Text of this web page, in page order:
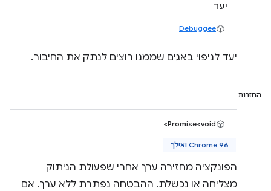
יעד
Debuggee
יעד לניפוי באגים שממנו רוצים לנתק את החיבור.
החזרות
Promise<void>
Chrome 96 ואילך
הפונקציה מחזירה ערך אחרי שפעולת הניתוק
מצליחה או נכשלת. ההבטחה נפתרת ללא ערך. אם